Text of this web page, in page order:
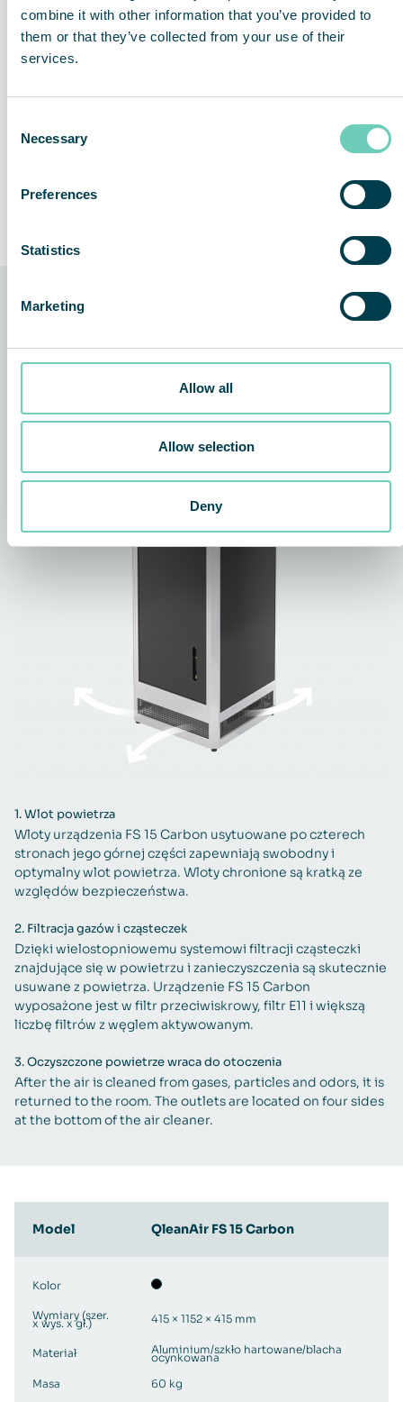
combine it with other information that you’ve provided to
them or that they’ve collected from your use of their
services.
Selection
Necessary
Preferences
Statistics
Marketing
Allow all
Allow selection
Deny
zapachy
użytkowanie
Lepsze środowisko pracy
Lifetime Performance
urządzenie
1.Wlot powietrza
Wloty urządzenia FS 15 Carbon usytuowane po czterech
stronach jego górnej części zapewniają swobodny i
optymalny wlot powietrza. Wloty chronione są kratką ze
względów bezpieczeństwa.
2. Filtracja gazów i cząsteczek
Dzięki wielostopniowemu systemowi filtracji cząsteczki
znajdujące się w powietrzu i zanieczyszczenia są skutecznie
usuwane z powietrza. Urządzenie FS 15 Carbon
wyposażone jest w filtr przeciwiskrowy, filtr E11 i większą
liczbę filtrów z węglem aktywowanym.
3.Oczyszczone powietrze wraca do otoczenia
After the air is cleaned from gases, particles and odors, it is
returned to the room. The outlets are located on four sides
at the bottom of the air cleaner.
Model QleanAir FS 15 Carbon
Kolor
Wymiary (szer.
x wys. x gł.) 415 × 1152 × 415 mm
Materiał Aluminium/szkło hartowane/blacha
ocynkowana
Masa
60 kg